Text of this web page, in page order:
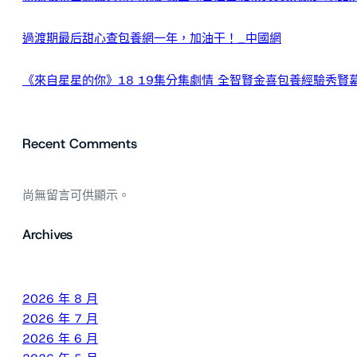
過渡期最后甜心查包養網一年，加油干！_中國網
《來自星星的你》18 19集分集劇情 全智賢金喜包養經驗秀賢
Recent Comments
尚無留言可供顯示。
Archives
2026 年 8 月
2026 年 7 月
2026 年 6 月